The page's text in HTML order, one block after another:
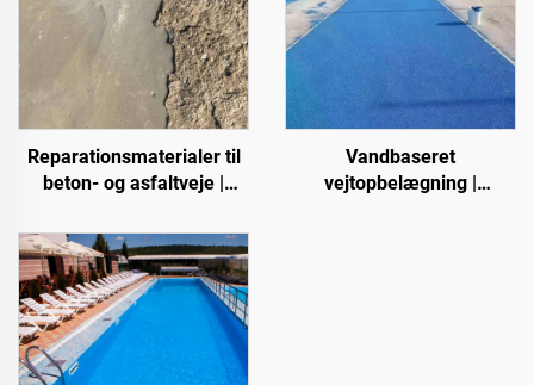
Reparationsmaterialer til
beton- og asfaltveje |
overfladerenovering
Vandbaseret
vejtopbelægning |